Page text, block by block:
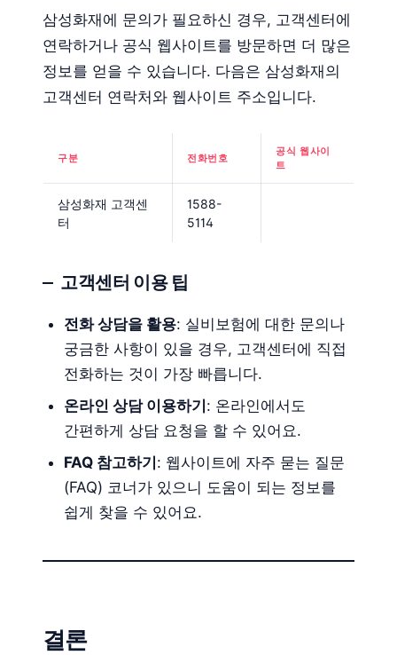
삼성화재에 문의가 필요하신 경우, 고객센터에
연락하거나 공식 웹사이트를 방문하면 더 많은
정보를 얻을 수 있습니다. 다음은 삼성화재의
고객센터 연락처와 웹사이트 주소입니다.
구분 전화번호
공식 웹사이
트
삼성화재 고객센
터
1588-
5114
고객센터 이용 팁
전화 상담을 활용: 실비보험에 대한 문의나
궁금한 사항이 있을 경우, 고객센터에 직접
전화하는 것이 가장 빠릅니다.
온라인 상담 이용하기 : 온라인에서도
간편하게 상담 요청을 할 수 있어요.
FAQ 참고하기 : 웹사이트에 자주 묻는 질문
(FAQ) 코너가 있으니 도움이 되는 정보를
쉽게 찾을 수 있어요.
결론